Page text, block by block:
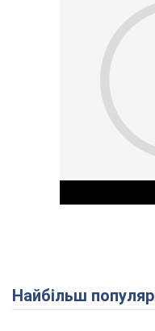
Найбільш